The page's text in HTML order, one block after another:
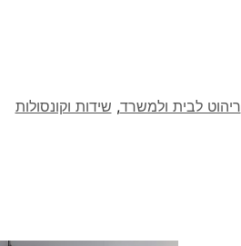
ריהוט לבית ולמשרד, שידות וקונסולות